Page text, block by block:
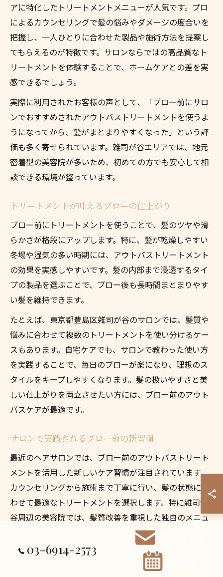
アに特化したトリートメントメニューが人気です。プロ
によるカウンセリングで髪の悩みやダメージの度合いを
把握し、一人ひとりに合わせた製品や施術方法を提案し
てもらえるのが特徴です。サロンならではの高品質なト
リートメントを体験することで、ホームケアとの差を実
感できるでしょう。
実際に利用されたお客様の声として、「ブロー前にサロ
ンでおすすめされたアウトバストリートメントを使うよ
うになってから、髪がまとまりやすくなった」という評
価も多く寄せられています。雑司が谷エリアでは、地元
密着型の美容院が多いため、初めての方でも安心して相
談できる環境が整っています。
トリートメントが叶えるブローの仕上がり
ブロー前にトリートメントを使うことで、髪のツヤや滑
らかさが格段にアップします。特に、髪が乾燥しやすい
冬場や湿気の多い時期には、アウトバストリートメント
の効果を実感しやすいです。髪の内部まで浸透するタイ
プの製品を選ぶことで、ブロー後も長時間まとまりやす
い髪を維持できます。
たとえば、東京都豊島区雑司が谷のサロンでは、髪質や
悩みに合わせて複数のトリートメントを使い分けるケー
スもあります。自宅ケアでも、サロンで教わった使い方
を実践することで、毎日のブローが楽になり、理想のス
タイルをキープしやすくなります。髪の扱いやすさと美
しい仕上がりを両立させたい方には、ブロー前のアウト
バスケアが最適です。
サロンで実践されるブロー前の新習慣
最近のヘアサロンでは、ブロー前のアウトバストリート
メントを活用した新しいケア習慣が注目されています。
カウンセリングから施術まで丁寧に行い、髪の状態に合
わせて最適なトリートメントを選択します。特に雑司が
谷周辺の美容院では、髪質改善を重視した独自のメニュ
ーを展開している店舗も多いです。
サロンでの施術例として、カットやカラー後に専用トリ
ートメントを塗布し、スチーマーやラップを併用して成
03-6914-2573